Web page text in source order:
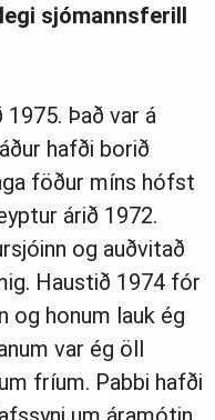
sjómannsferill
Það var á
hafði borið
föður míns hófst
árið 1972.
og auðvitað
Haustið 1974 fór
og honum lauk ég
var ég öll
fríum. Pabbi hafði